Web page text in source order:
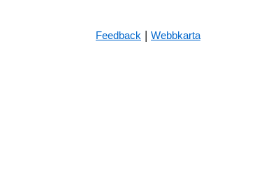
Feedback | Webbkarta